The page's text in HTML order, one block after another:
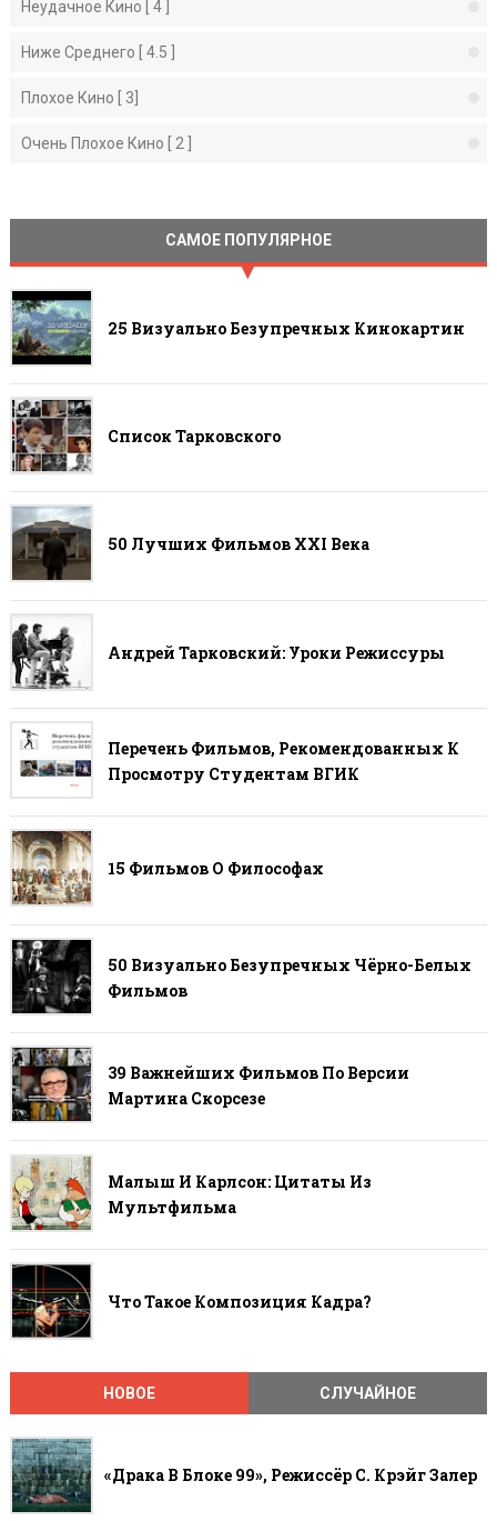
Неудачное Кино [ 4 ]
Ниже Среднего [ 4.5 ]
Плохое Кино [ 3]
Очень Плохое Кино [ 2 ]
САМОЕ ПОПУЛЯРНОЕ
25 Визуально Безупречных Кинокартин
Список Тарковского
50 Лучших Фильмов ХХI Века
Андрей Тарковский: Уроки Режиссуры
Перечень Фильмов, Рекомендованных К
Просмотру Студентам ВГИК
15 Фильмов О Философах
50 Визуально Безупречных Чёрно-Белых
Фильмов
39 Важнейших Фильмов По Версии
Мартина Скорсезе
Малыш И Карлсон: Цитаты Из
Мультфильма
Что Такое Композиция Кадра?
НОВОЕ СЛУЧАЙНОЕ
«Драка В Блоке 99», Режиссёр С. Крэйг Залер